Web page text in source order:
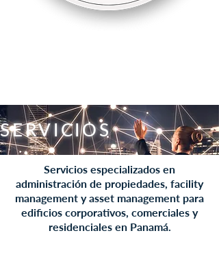
SERVICIOS
Servicios especializados en
administración de propiedades, facility
management y asset management para
edificios corporativos, comerciales y
residenciales en Panamá.